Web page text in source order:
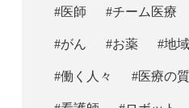
#医師 #チーム医療
#がん #お薬 #地
#働く人々 #医療の質